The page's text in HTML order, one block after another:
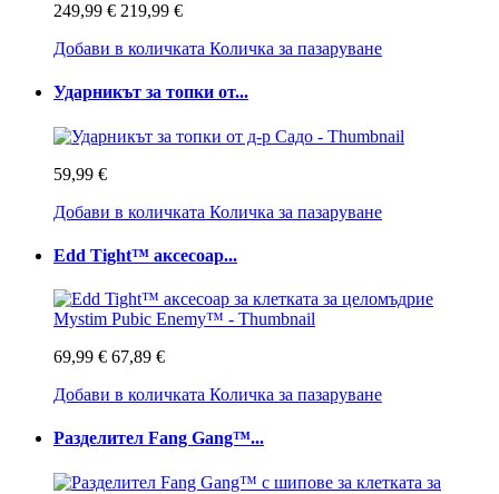
249,99 € 219,99 €
Добави в количката Количка за пазаруване
Ударникът за топки от...
59,99 €
Добави в количката Количка за пазаруване
Edd Tight™ аксесоар...
69,99 € 67,89 €
Добави в количката Количка за пазаруване
Разделител Fang Gang™...